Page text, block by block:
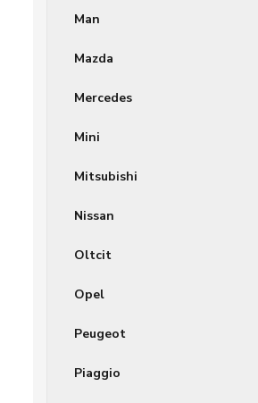
Man
Mazda
Mercedes
Mini
Mitsubishi
Nissan
Oltcit
Opel
Peugeot
Piaggio